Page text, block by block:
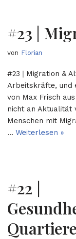
#23 |
von Florian
#23 | Migration &
Arbeitskräfte, und
von Max Frisch
nicht an Aktualität
Menschen mit
… Weiterlesen »
#22 |
Quartiere